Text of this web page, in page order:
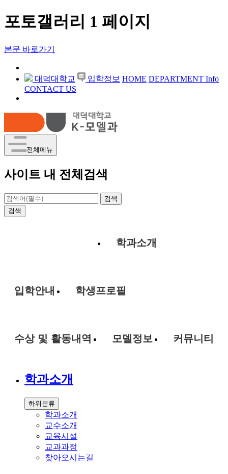
포토갤러리 1 페이지
본문 바로가기
대덕대학교 입학정보 HOME DEPARTMENT Info
CONTACT US
전체메뉴
사이트 내 전체검색
검색
검색
학과소개
입학안내 학생프로필
수상 및 활동내역 모델정보 커뮤니티
학과소개
하위분류
학과소개
교수소개
교육시설
교과과정
찾아오시는길